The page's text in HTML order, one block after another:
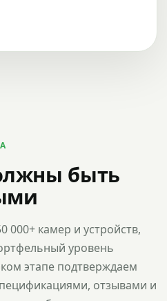
быть
000+ камер и устройств,
уровень
этапе подтверждаем
отзывами и